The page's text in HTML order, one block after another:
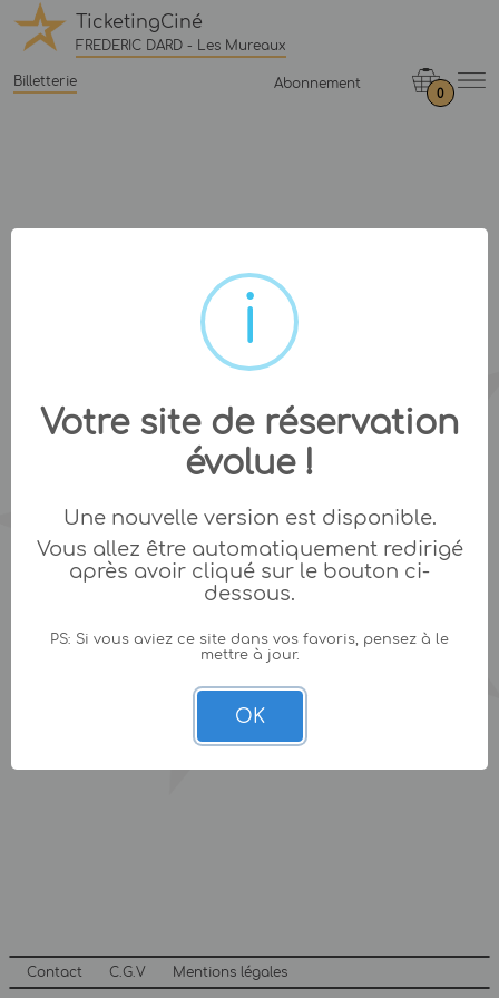
TicketingCiné
FREDERIC DARD - Les Mureaux
Billetterie Abonnement
0
Contact C.G.V Mentions légales
Votre site de réservation
évolue !
Une nouvelle version est disponible.
Vous allez être automatiquement redirigé
après avoir cliqué sur le bouton ci-
dessous.
PS: Si vous aviez ce site dans vos favoris, pensez à le
mettre à jour.
OK